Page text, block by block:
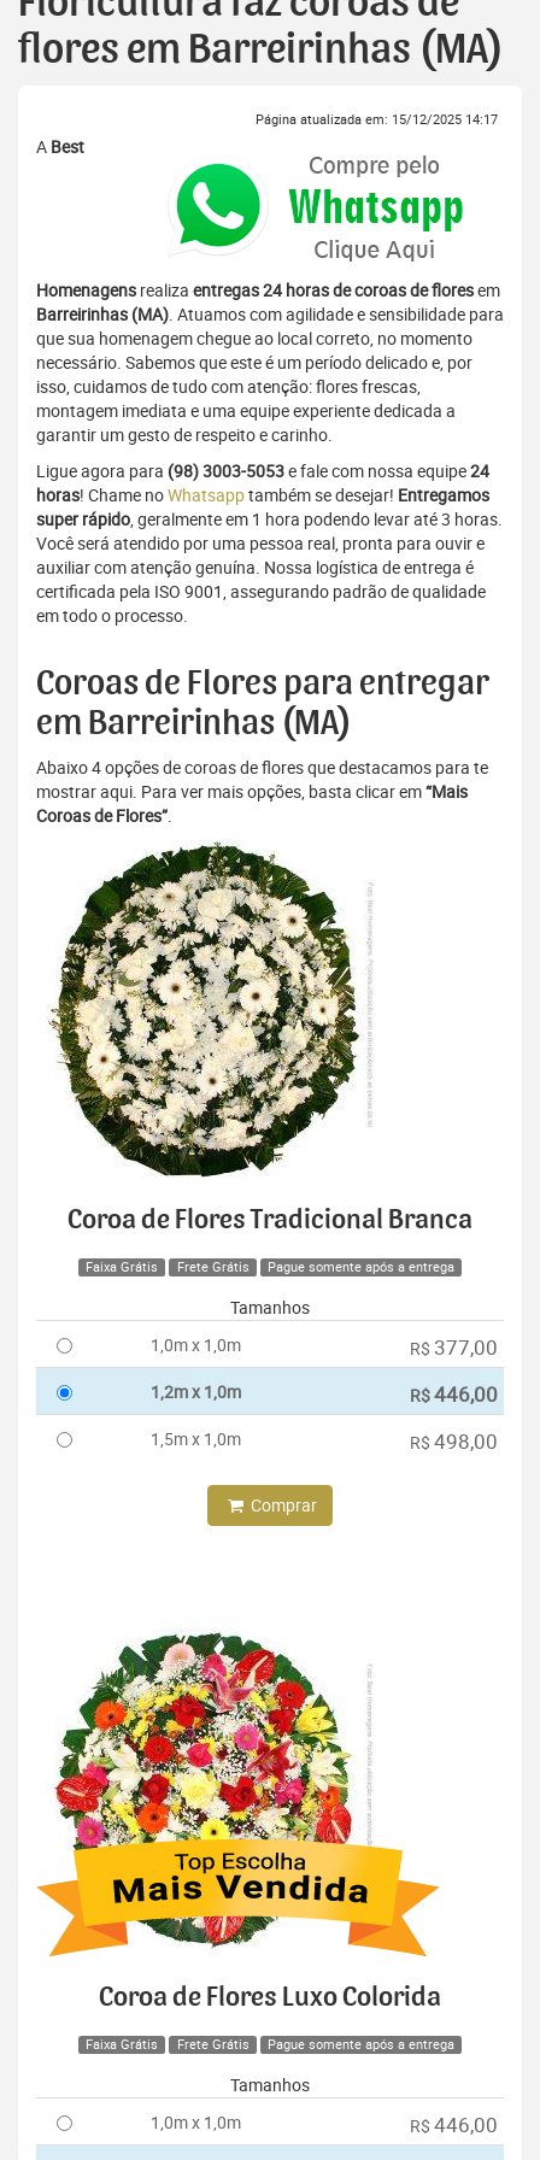
flores em Barreirinhas (MA)
Página atualizada em: 15/12/2025 14:17
A Best
Homenagens realiza entregas 24 horas de coroas de floresem
Barreirinhas (MA). Atuamos com agilidade e sensibilidade para
que sua homenagem chegue ao local correto, no momento
necessário. Sabemos que este é um período delicado e, por
isso, cuidamos de tudo com atenção: flores frescas,
montagem imediata e uma equipe experiente dedicada a
garantir um gesto de respeito e carinho.
Ligue agora para (98) 3003-5053e fale com nossa equipe24
horas! Chame noWhatsapptambém se desejar! Entregamos
super rápido, geralmente em 1 hora podendo levar até 3 horas.
Você será atendido por uma pessoa real, pronta para ouvir e
auxiliar com atenção genuína. Nossa logística de entrega é
certificada pela ISO 9001, assegurando padrão de qualidade
em todo o processo.
Coroas de Flores para entregar
em Barreirinhas (MA)
Abaixo 4 opções de coroas de flores que destacamos para te
mostrar aqui. Para ver mais opções, basta clicar em“Mais
Coroas de Flores”.
Coroa de Flores Tradicional Branca
Faixa Grátis Frete Grátis Pague somente após a entrega
Tamanhos
1,0m x 1,0m
R$ 377,00
1,2m x 1,0m R$446,00
1,5m x 1,0m R$ 498,00
Comprar
Coroa de Flores Luxo Colorida
Faixa Grátis Frete Grátis Pague somente após a entrega
Tamanhos
1,0m x 1,0m
R$ 446,00